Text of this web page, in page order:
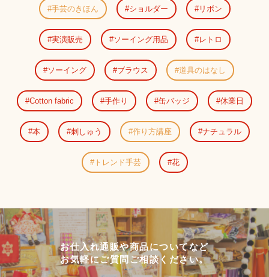
手芸のきほん ショルダー リボン
実演販売 ソーイング用品 レトロ
ソーイング ブラウス 道具のはなし
Cotton fabric 手作り 缶バッジ 休業日
本 刺しゅう 作り方講座 ナチュラル
トレンド手芸 花
お仕入れ通販や商品についてなど
お気軽にご質問ご相談ください。